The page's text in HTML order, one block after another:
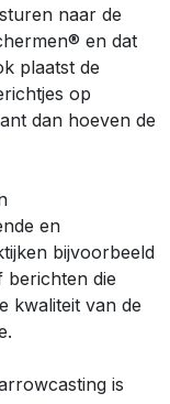
naar de
en dat
plaatst de
op
dan hoeven de
en
bijvoorbeeld
berichten die
kwaliteit van de
is